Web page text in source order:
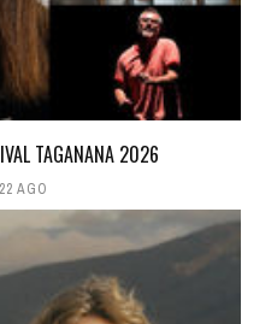
TAGANANA 2026
AGO